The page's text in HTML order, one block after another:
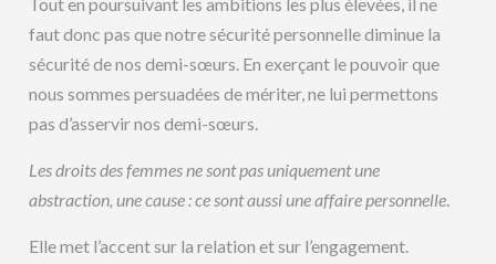
faut donc pas que notre sécurité personnelle diminue la
sécurité de nos demi-sœurs. En exerçant le pouvoir que
nous sommes persuadées de mériter, ne lui permettons
pas d’asservir nos demi-sœurs.
Les droits des femmes ne sont pas uniquement une
abstraction, une cause : ce sont aussi une affaire personnelle.
Elle met l’accent sur la relation et sur l’engagement.